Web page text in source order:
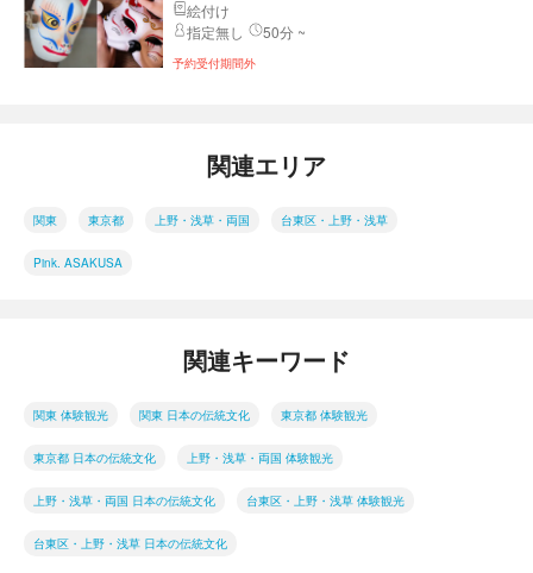
絵付け
指定無し
50分 ~
予約受付期間外
関連エリア
関東 東京都 上野・浅草・両国 台東区・上野・浅草
Pink. ASAKUSA
関連キーワード
関東 体験観光 関東 日本の伝統文化 東京都 体験観光
東京都 日本の伝統文化 上野・浅草・両国 体験観光
上野・浅草・両国 日本の伝統文化 台東区・上野・浅草 体験観光
台東区・上野・浅草 日本の伝統文化